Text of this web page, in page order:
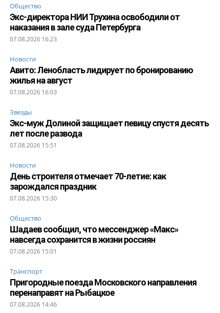
Общество
Экс-директора НИИ Трухина освободили от
наказания в зале суда Петербурга
07.08.2026 16:23
Новости
Авито: Ленобласть лидирует по бронированию
жилья на август
07.08.2026 16:03
Звезды
Экс-муж Долиной защищает певицу спустя десять
лет после развода
07.08.2026 15:51
Новости
День строителя отмечает 70-летие: как
зарождался праздник
07.08.2026 15:30
Общество
Шадаев сообщил, что мессенджер «Макс»
навсегда сохранится в жизни россиян
07.08.2026 15:01
Транспорт
Пригородные поезда Московского направления
перенаправят на Рыбацкое
07.08.2026 14:46